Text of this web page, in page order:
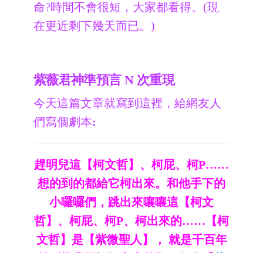
命?時間不會很短，大家都看得。(現
在更近剩下幾天而已。)
紫薇君神準預言 N 次重現
今天這篇文章就寫到這裡，給網友人
們寫個劇本:
趕明兒這【柯文哲】、柯屁、柯P……
想的到的都給它柯出來。和他手下的
小囉囉們，跳出來嚷嚷這【柯文
哲】、柯屁、柯P、柯出來的……【柯
文哲】是【紫微聖人】， 就是千百年